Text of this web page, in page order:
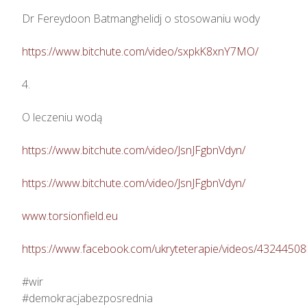
Dr Fereydoon Batmanghelidj o stosowaniu wody
https://www.bitchute.com/video/sxpkK8xnY7MO/
4.
O leczeniu wodą
https://www.bitchute.com/video/JsnJFgbnVdyn/
https://www.bitchute.com/video/JsnJFgbnVdyn/
www.torsionfield.eu
https://www.facebook.com/ukryteterapie/videos/
#wir
#demokracjabezposrednia